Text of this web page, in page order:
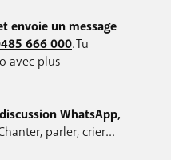
envoie un message
666 000. Tu
avec plus
WhatsApp,
parler, crier…